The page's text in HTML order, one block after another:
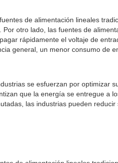
de alimentación lineales
otro lado, las fuentes de
rápidamente el voltaje de
general, un menor consumo de
se esfuerzan por optimizar
que la energía se entregue a
las industrias pueden